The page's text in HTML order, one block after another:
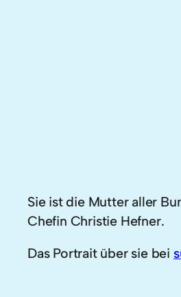
Sie ist die Mutter aller
Chefin Christie Hefner.
Das Portrait über sie bei